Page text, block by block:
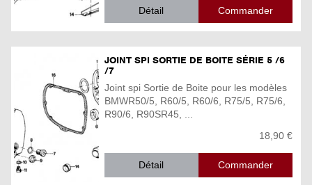
Détail
JOINT SPI SORTIE DE BOITE SÉRIE 5 /6
/7
Joint spi Sortie de Boite pour les modèles
BMWR50/5, R60/5, R60/6, R75/5, R75/6,
R90/6, R90SR45, ...
18,90 €
Détail